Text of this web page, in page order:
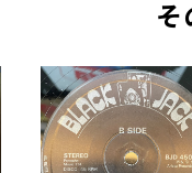
そ